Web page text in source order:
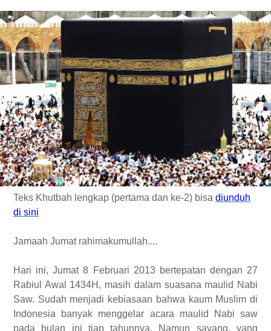
Teks Khutbah lengkap (pertama dan ke-2) bisa diunduh
di sini
Jamaah Jumat rahimakumullah....
Hari ini, Jumat 8 Februari 2013 bertepatan dengan 27
Rabiul Awal 1434H, masih dalam suasana maulid Nabi
Saw. Sudah menjadi kebiasaan bahwa kaum Muslim di
Indonesia banyak menggelar acara maulid Nabi saw
pada bulan ini tiap tahunnya. Namun sayang, yang